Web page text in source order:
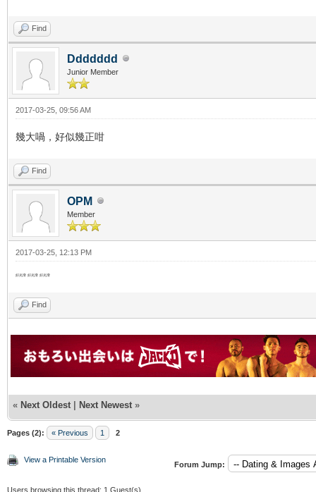
Find
Ddddddd
Junior Member
2017-03-25, 09:56 AM
幾大喎，好似幾正咁
Find
OPM
Member
2017-03-25, 12:13 PM
好光滑 好光滑 好光滑
Find
« Next Oldest | Next Newest »
Pages (2): « Previous 1 2
View a Printable Version
Forum Jump:
Users browsing this thread: 1 Guest(s)